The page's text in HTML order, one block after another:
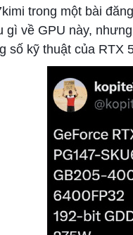
trong một bài
gì về GPU này,
số kỹ thuật của